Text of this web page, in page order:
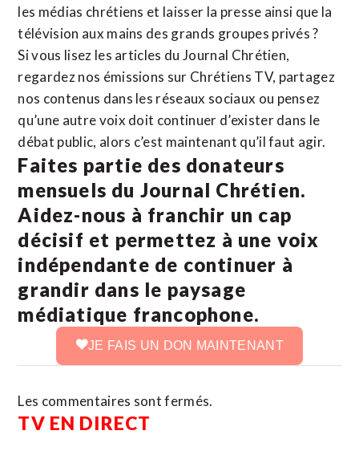
les médias chrétiens et laisser la presse ainsi que la
télévision aux mains des grands groupes privés ?
Si vous lisez les articles du Journal Chrétien,
regardez nos émissions sur Chrétiens TV, partagez
nos contenus dans les réseaux sociaux ou pensez
qu’une autre voix doit continuer d’exister dans le
débat public, alors c’est maintenant qu’il faut agir.
Faites partie des donateurs
mensuels du Journal Chrétien.
Aidez-nous à franchir un cap
décisif et permettez à une voix
indépendante de continuer à
grandir dans le paysage
médiatique francophone.
JE FAIS UN DON MAINTENANT
Les commentaires sont fermés.
TV EN DIRECT